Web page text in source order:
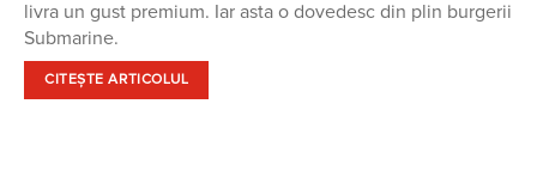
livra un gust premium. Iar asta o dovedesc din plin burgerii
Submarine.
CITEȘTE ARTICOLUL